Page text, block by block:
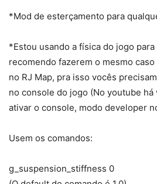
*Mod de esterçamento para
*Estou usando a física do jogo
recomendo fazerem o mesmo
no RJ Map, pra isso vocês
no console do jogo (No youtube
ativar o console, modo developer
Usem os comandos:
g_suspension_stiffness 0